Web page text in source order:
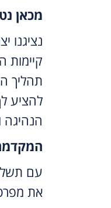
מכאן
נציגנו
קיימות
תהליך
להציע
הנהיגה
עם
את